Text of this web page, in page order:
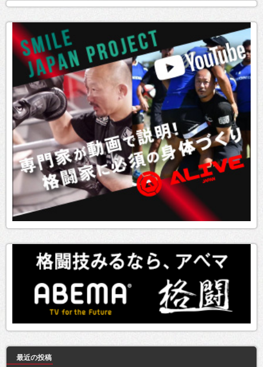
最近の投稿